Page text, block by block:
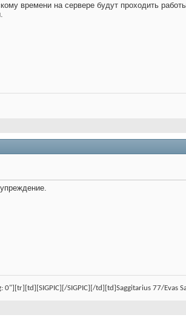
времени на сервере будут проходить
0"][tr][td][SIGPIC][/SIGPIC][/td][td]Saggitarius 77/